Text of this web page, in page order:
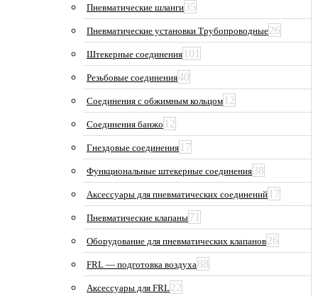
Пневматические шланги35
Пневматические установки Трубопроводные26
Штекерные соединения 101
Резьбовые соединения40
Соединения с обжимным кольцом 12
Соединения банжо 12
Гнездовые соединения 17
Функциональные штекерные соединения38
Аксессуары для пневматических соединений 17
Пневматические клапаны71
Оборудование для пневматических клапанов26
FRL — подготовка воздуха88
Аксессуары для FRL22